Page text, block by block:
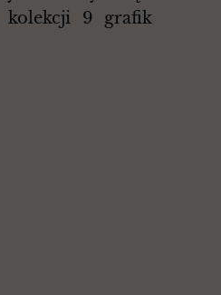
kolekcji 9 grafik